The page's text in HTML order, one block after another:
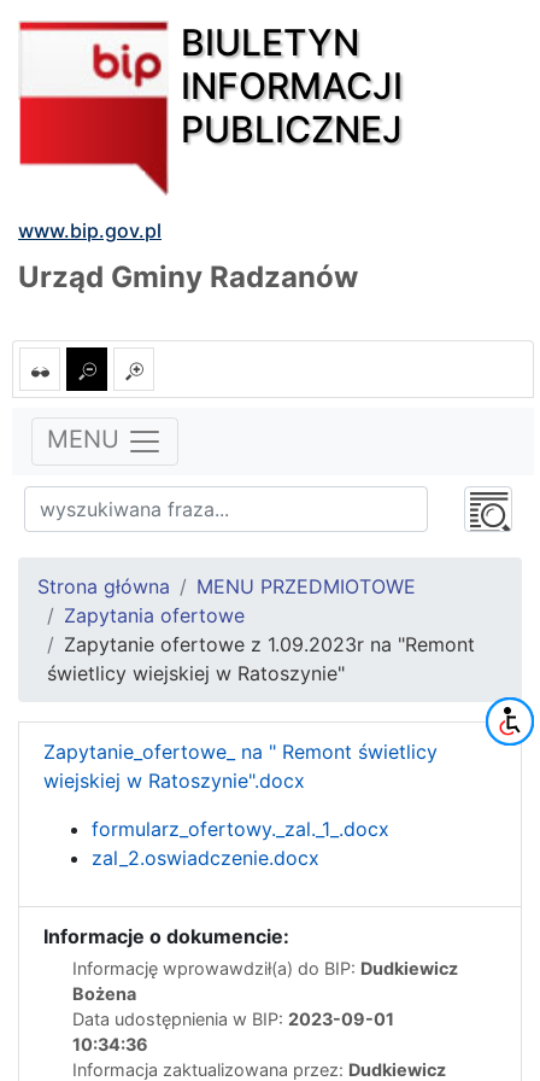
BIULETYN
INFORMACJI
PUBLICZNEJ
www.bip.gov.pl
Urząd Gminy Radzanów
MENU
Strona główna
MENU PRZEDMIOTOWE
Zapytania ofertowe
Zapytanie ofertowe z 1.09.2023r na "Remont
świetlicy wiejskiej w Ratoszynie"
Zapytanie_ofertowe_ na " Remont świetlicy
wiejskiej w Ratoszynie".docx
formularz_ofertowy._zal._1_.docx
zal_2.oswiadczenie.docx
Informacje o dokumencie:
Informację wprowawdził(a) do BIP: Dudkiewicz
Bożena
Data udostępnienia w BIP: 2023-09-01
10:34:36
Informacja zaktualizowana przez: Dudkiewicz